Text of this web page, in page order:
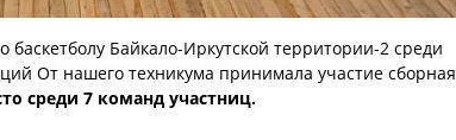
Байкало-Иркутской территории-2 среди
От нашего техникума принимала участие сборная
среди 7 команд участниц.